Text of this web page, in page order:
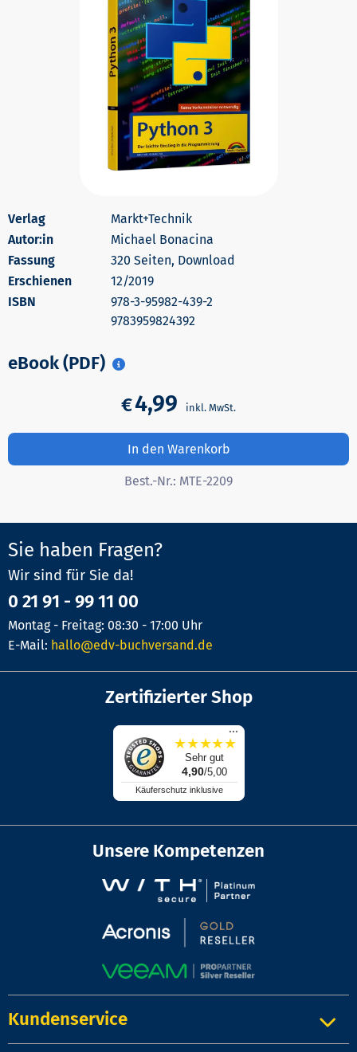
Markt+Technik
Autor:in
Michael Bonacina
320 Seiten, Download
Erschienen
12/2019
978-3-95982-439-2
9783959824392
eBook (PDF)
€4,99
In den Warenkorb
Best.-Nr.: MTE-2209
Sie haben Fragen?
Wir sind für Sie da!
0 21 91 - 99 11 00
Montag - Freitag: 08:30 - 17:00 Uhr
E-Mail: hallo@edv-buchversand.de
Zertifizierter Shop
...
★★★★★
Sehr gut
4,90/5,00
Käuferschutz inklusive
Unsere Kompetenzen
Kundenservice